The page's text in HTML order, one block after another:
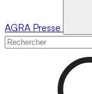
AGRA Presse